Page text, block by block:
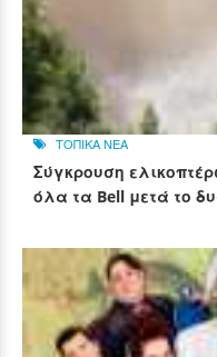
ΤΟΠΙΚΑ ΝΕΑ
Σύγκρουση
όλα τα Bell μετά το